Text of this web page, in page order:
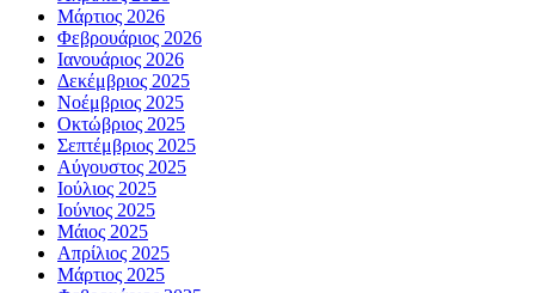
Μάρτιος 2026
Φεβρουάριος 2026
Ιανουάριος 2026
Δεκέμβριος 2025
Νοέμβριος 2025
Οκτώβριος 2025
Σεπτέμβριος 2025
Αύγουστος 2025
Ιούλιος 2025
Ιούνιος 2025
Μάιος 2025
Απρίλιος 2025
Μάρτιος 2025